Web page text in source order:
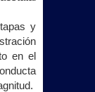
y
en el